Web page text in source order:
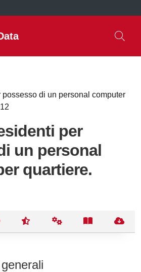
di un personal computer
per
un personal
quartiere.